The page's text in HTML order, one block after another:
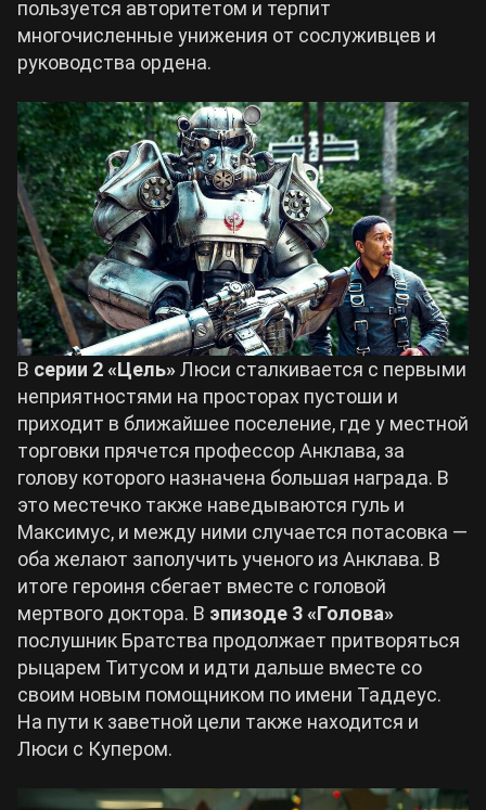
пользуется авторитетом и терпит
многочисленные унижения от сослуживцев и
руководства ордена.
В серии 2 «Цель»Люси сталкивается с первыми
неприятностями на просторах пустоши и
приходит в ближайшее поселение, где у местной
торговки прячется профессор Анклава, за
голову которого назначена большая награда. В
это местечко также наведываются гуль и
Максимус, и между ними случается потасовка —
оба желают заполучить ученого из Анклава. В
итоге героиня сбегает вместе с головой
мертвого доктора. В эпизоде 3 «Голова»
послушник Братства продолжает притворяться
рыцарем Титусом и идти дальше вместе со
своим новым помощником по имени Таддеус.
На пути к заветной цели также находится и
Люси с Купером.